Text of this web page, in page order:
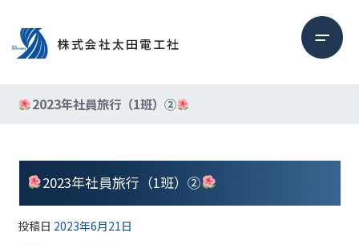
2023年社員旅行（1班）②
2023年社員旅行（1班）②
投稿日 2023年6月21日